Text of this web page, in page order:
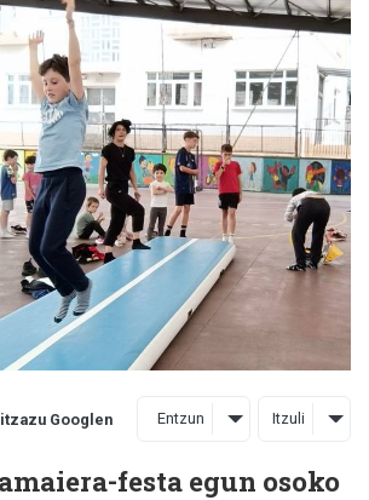
Googlen Entzun Itzuli
festa egun osoko